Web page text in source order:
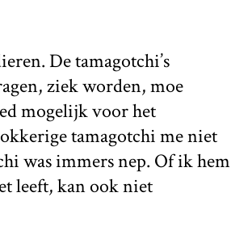
De tamagotchi’s
ziek worden, moe
mogelijk voor het
tamagotchi me niet
was immers nep. Of ik hem
leeft, kan ook niet